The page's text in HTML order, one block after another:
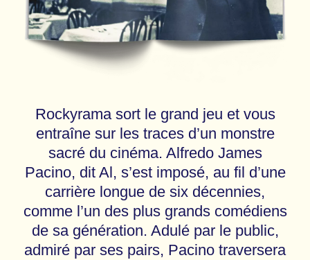
Rockyrama sort le grand jeu et vous
entraîne sur les traces d’un monstre
sacré du cinéma. Alfredo James
Pacino, dit Al, s’est imposé, au fil d’une
carrière longue de six décennies,
comme l’un des plus grands comédiens
de sa génération. Adulé par le public,
admiré par ses pairs, Pacino traversera